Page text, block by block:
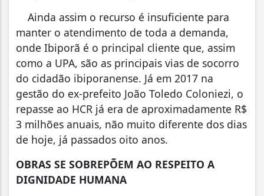
Ainda assim o recurso é insuficiente para
manter o atendimento de toda a demanda,
onde Ibiporã é o principal cliente que, assim
como a UPA, são as principais vias de socorro
do cidadão ibiporanense. Já em 2017 na
gestão do ex-prefeito João Toledo Coloniezi, o
repasse ao HCR já era de aproximadamente R$
3 milhões anuais, não muito diferente dos dias
de hoje, já passados oito anos.
OBRAS SE SOBREPÕEM AO RESPEITO A
DIGNIDADE HUMANA